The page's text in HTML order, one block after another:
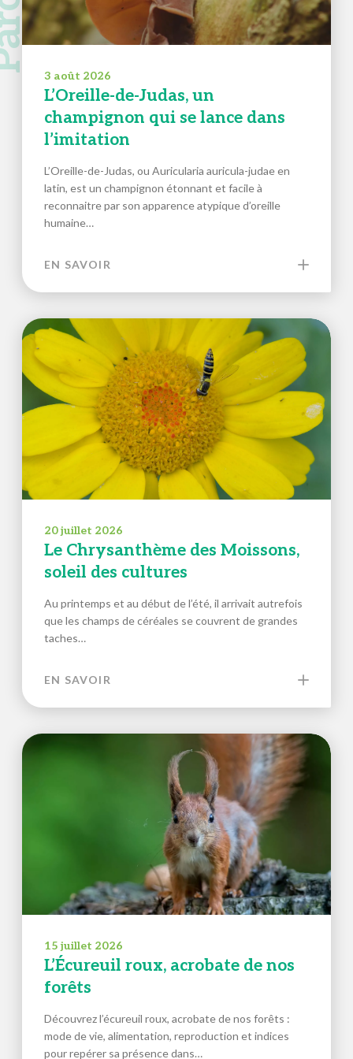
3 août 2026
L’Oreille-de-Judas, un
champignon qui se lance dans
l’imitation
L’Oreille-de-Judas, ou Auricularia auricula-judae en
latin, est un champignon étonnant et facile à
reconnaitre par son apparence atypique d’oreille
humaine…
EN SAVOIR
20 juillet 2026
Le Chrysanthème des Moissons,
soleil des cultures
Au printemps et au début de l’été, il arrivait autrefois
que les champs de céréales se couvrent de grandes
taches…
EN SAVOIR
15 juillet 2026
L’Écureuil roux, acrobate de nos
forêts
Découvrez l’écureuil roux, acrobate de nos forêts :
mode de vie, alimentation, reproduction et indices
pour repérer sa présence dans…